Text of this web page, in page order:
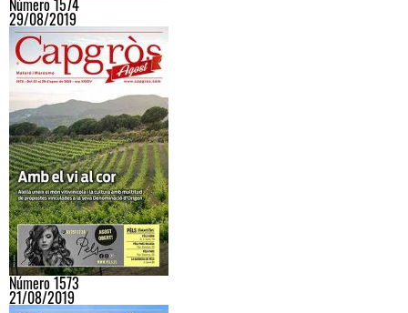
Número 1574
29/08/2019
Número 1573
21/08/2019